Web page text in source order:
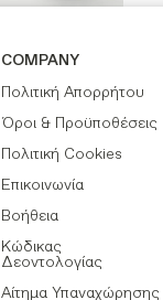
COMPANY
Πολιτική Απορρήτου
Όροι & Προϋποθέσεις
Πολιτική Cookies
Επικοινωνία
Βοήθεια
Κώδικας
Δεοντολογίας
Αίτημα Υπαναχώρησης